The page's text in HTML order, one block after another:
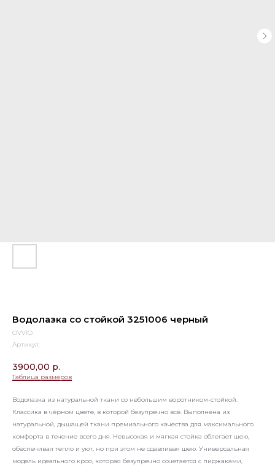
Водолазка со стойкой 3251006 черный
OVVIO
Артикул:
3900,00 р.
Таблица размеров
Водолазка из натуральной ткани со небольшим воротником-стойкой.
Классика в чёрном цвете, в которой безупречно всё. Выполнена из
натуральной, дышащей ткани премиального качества для максимального
комфорта в течение всего дня. Невысокая и мягкая стойка облегает шею,
обеспечивая тепло и уют, но при этом не сдавливая шею. Универсальная
модель идеального кроя, которая безупречно сочетается с пиджаками,